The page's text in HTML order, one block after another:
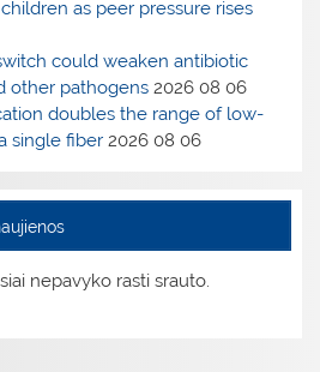
as peer pressure rises
could weaken antibiotic
other pathogens 2026 08 06
doubles the range of low-
single fiber 2026 08 06
nepavyko rasti srauto.